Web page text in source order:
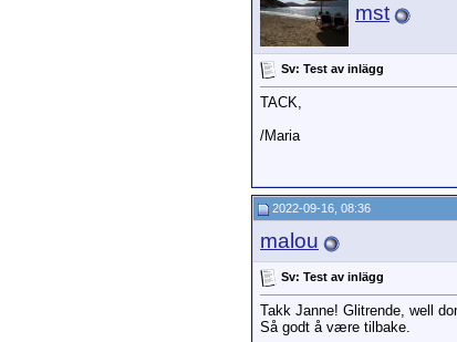
mst
Sv: Test av inlägg
TACK,
/Maria
2022-09-16, 08:36
malou
Sv: Test av inlägg
Takk Janne! Glitrende, well
Så godt å være tilbake.